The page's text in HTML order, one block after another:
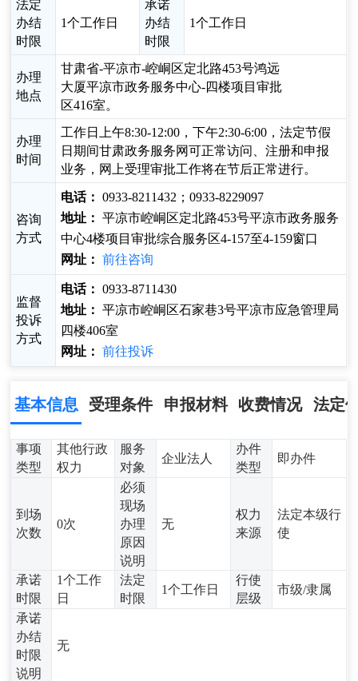
法定
办结
时限
1个工作日
承诺
办结
时限
1个工作日
办理
地点
甘肃省-平凉市-崆峒区定北路453号鸿远
大厦平凉市政务服务中心-四楼项目审批
区416室。
办理
时间
工作日上午8:30-12:00，下午2:30-6:00，法定节假
日期间甘肃政务服务网可正常访问、注册和申报
业务，网上受理审批工作将在节后正常进行。
咨询
方式
电话： 0933-8211432；0933-8229097
地址： 平凉市崆峒区定北路453号平凉市政务服务
中心4楼项目审批综合服务区4-157至4-159窗口
网址： 前往咨询
监督
投诉
方式
电话： 0933-8711430
地址： 平凉市崆峒区石家巷3号平凉市应急管理局
四楼406室
网址： 前往投诉
基本信息 受理条件 申报材料 收费情况 法定
事项
类型
其他行政
权力
服务
对象
企业法人
办件
类型
即办件
到场
次数
0次
必须
现场
办理
原因
说明
无
权力
来源
法定本级行
使
承诺
时限
1个工作
日
法定
时限
1个工作日
行使
层级
市级/隶属
承诺
办结
时限
说明
无